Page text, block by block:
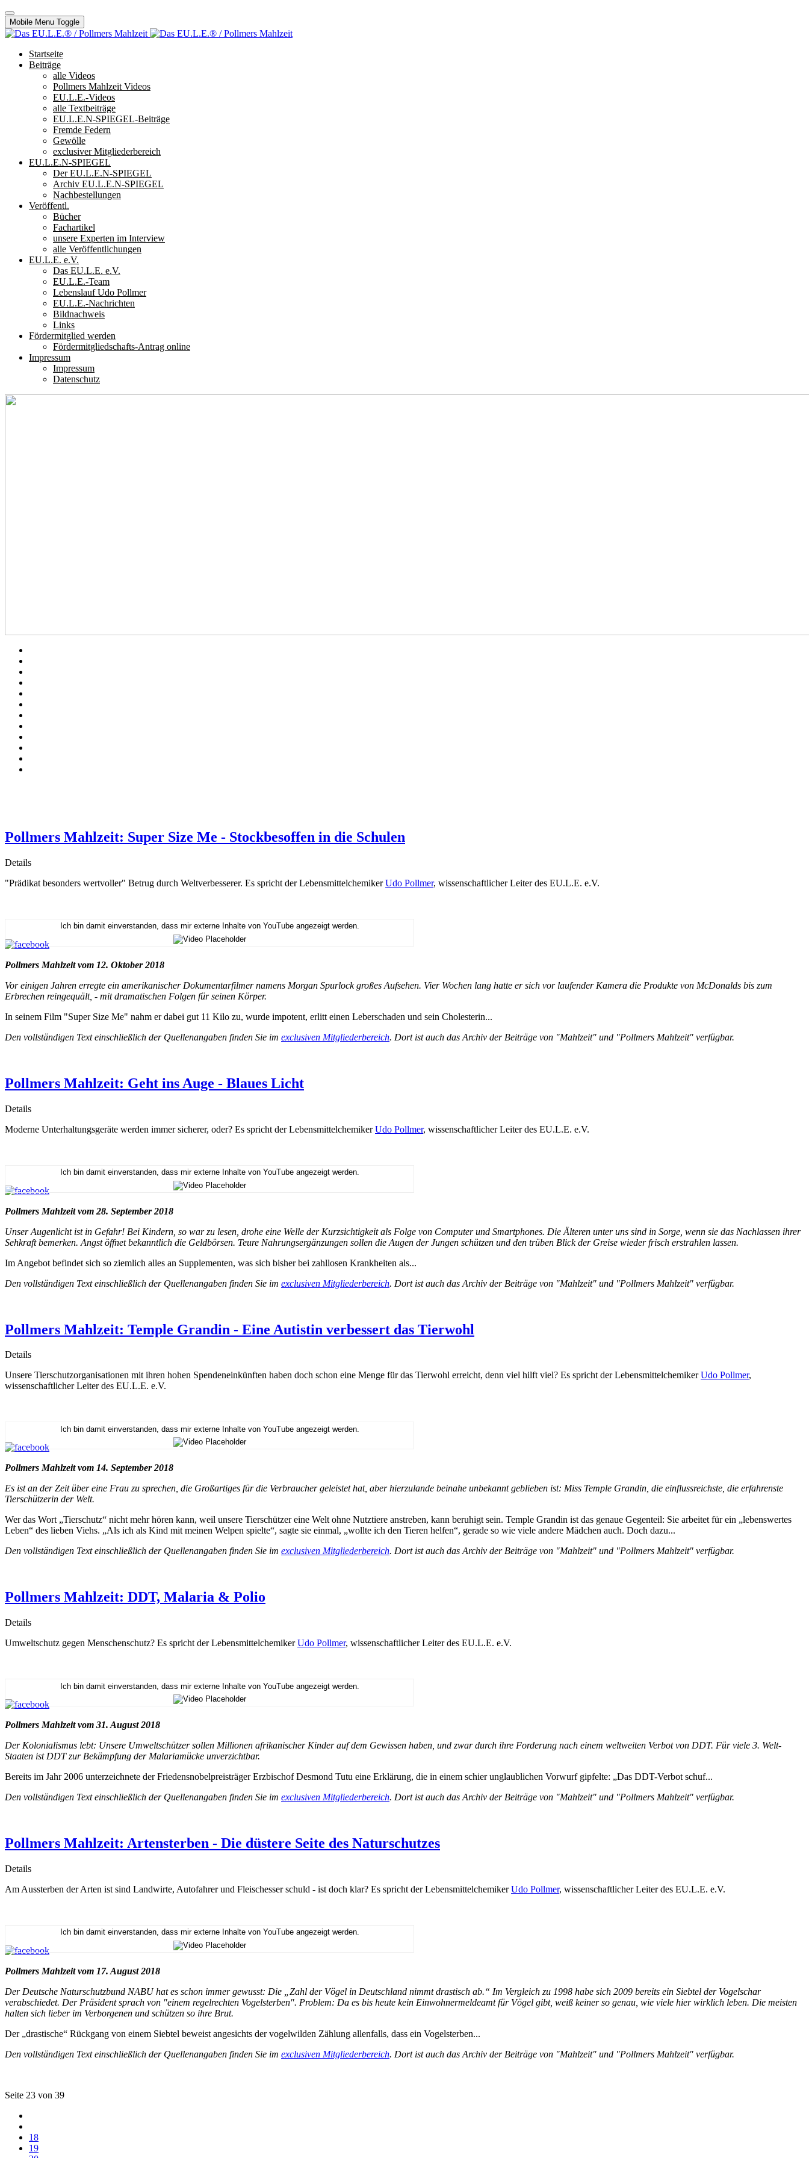
Mobile Menu Toggle
Startseite
Beiträge
alle Videos
Pollmers Mahlzeit Videos
EU.L.E.-Videos
alle Textbeiträge
EU.L.E.N-SPIEGEL-Beiträge
Fremde Federn
Gewölle
exclusiver Mitgliederbereich
EU.L.E.N-SPIEGEL
Der EU.L.E.N-SPIEGEL
Archiv EU.L.E.N-SPIEGEL
Nachbestellungen
Veröffentl.
Bücher
Fachartikel
unsere Experten im Interview
alle Veröffentlichungen
EU.L.E. e.V.
Das EU.L.E. e.V.
EU.L.E.-Team
Lebenslauf Udo Pollmer
EU.L.E.-Nachrichten
Bildnachweis
Links
Fördermitglied werden
Fördermitgliedschafts-Antrag online
Impressum
Impressum
Datenschutz
Pollmers Mahlzeit: Super Size Me - Stockbesoffen in die Schulen
Details
"Prädikat besonders wertvoller" Betrug durch Weltverbesserer. Es spricht der LebensmittelchemikerUdo Pollmer, wissenschaftlicher Leiter des EU.L.E. e.V.
Ich bin damit einverstanden, dass mir externe Inhalte von YouTube angezeigt werden.
Pollmers Mahlzeit vom 12. Oktober 2018
Vor einigen Jahren erregte ein amerikanischer Dokumentarfilmer namens Morgan Spurlock großes Aufsehen. Vier Wochen lang hatte er sich vor laufender Kamera die Produkte von McDonalds bis zum
Erbrechen reingequält, - mit dramatischen Folgen für seinen Körper.
In seinem Film "Super Size Me" nahm er dabei gut 11 Kilo zu, wurde impotent, erlitt einen Leberschaden und sein Cholesterin...
Den vollständigen Text einschließlich der Quellenangaben finden Sie im exclusiven Mitgliederbereich. Dort ist auch das Archiv der Beiträge von "Mahlzeit" und "Pollmers Mahlzeit" verfügbar.
Pollmers Mahlzeit: Geht ins Auge - Blaues Licht
Details
Moderne Unterhaltungsgeräte werden immer sicherer, oder? Es spricht der LebensmittelchemikerUdo Pollmer, wissenschaftlicher Leiter des EU.L.E. e.V.
Ich bin damit einverstanden, dass mir externe Inhalte von YouTube angezeigt werden.
Pollmers Mahlzeit vom 28. September 2018
Unser Augenlicht ist in Gefahr! Bei Kindern, so war zu lesen, drohe eine Welle der Kurzsichtigkeit als Folge von Computer und Smartphones. Die Älteren unter uns sind in Sorge, wenn sie das Nachlassen ihrer
Sehkraft bemerken. Angst öffnet bekanntlich die Geldbörsen. Teure Nahrungsergänzungen sollen die Augen der Jungen schützen und den trüben Blick der Greise wieder frisch erstrahlen lassen.
Im Angebot befindet sich so ziemlich alles an Supplementen, was sich bisher bei zahllosen Krankheiten als...
Den vollständigen Text einschließlich der Quellenangaben finden Sie im exclusiven Mitgliederbereich. Dort ist auch das Archiv der Beiträge von "Mahlzeit" und "Pollmers Mahlzeit" verfügbar.
Pollmers Mahlzeit: Temple Grandin - Eine Autistin verbessert das Tierwohl
Details
Unsere Tierschutzorganisationen mit ihren hohen Spendeneinkünften haben doch schon eine Menge für das Tierwohl erreicht, denn viel hilft viel? Es spricht der LebensmittelchemikerUdo Pollmer,
wissenschaftlicher Leiter des EU.L.E. e.V.
Ich bin damit einverstanden, dass mir externe Inhalte von YouTube angezeigt werden.
Pollmers Mahlzeit vom 14. September 2018
Es ist an der Zeit über eine Frau zu sprechen, die Großartiges für die Verbraucher geleistet hat, aber hierzulande beinahe unbekannt geblieben ist: Miss Temple Grandin, die einflussreichste, die erfahrenste
Tierschützerin der Welt.
Wer das Wort „Tierschutz“ nicht mehr hören kann, weil unsere Tierschützer eine Welt ohne Nutztiere anstreben, kann beruhigt sein. Temple Grandin ist das genaue Gegenteil: Sie arbeitet für ein „lebenswertes
Leben“ des lieben Viehs. „Als ich als Kind mit meinen Welpen spielte“, sagte sie einmal, „wollte ich den Tieren helfen“, gerade so wie viele andere Mädchen auch. Doch dazu...
Den vollständigen Text einschließlich der Quellenangaben finden Sie im exclusiven Mitgliederbereich. Dort ist auch das Archiv der Beiträge von "Mahlzeit" und "Pollmers Mahlzeit" verfügbar.
Pollmers Mahlzeit: DDT, Malaria & Polio
Details
Umweltschutz gegen Menschenschutz? Es spricht der LebensmittelchemikerUdo Pollmer, wissenschaftlicher Leiter des EU.L.E. e.V.
Ich bin damit einverstanden, dass mir externe Inhalte von YouTube angezeigt werden.
Pollmers Mahlzeit vom 31. August 2018
Der Kolonialismus lebt: Unsere Umweltschützer sollen Millionen afrikanischer Kinder auf dem Gewissen haben, und zwar durch ihre Forderung nach einem weltweiten Verbot von DDT. Für viele 3. Welt-
Staaten ist DDT zur Bekämpfung der Malariamücke unverzichtbar.
Bereits im Jahr 2006 unterzeichnete der Friedensnobelpreisträger Erzbischof Desmond Tutu eine Erklärung, die in einem schier unglaublichen Vorwurf gipfelte: „Das DDT-Verbot schuf...
Den vollständigen Text einschließlich der Quellenangaben finden Sie im exclusiven Mitgliederbereich. Dort ist auch das Archiv der Beiträge von "Mahlzeit" und "Pollmers Mahlzeit" verfügbar.
Pollmers Mahlzeit: Artensterben - Die düstere Seite des Naturschutzes
Details
Am Aussterben der Arten ist sind Landwirte, Autofahrer und Fleischesser schuld - ist doch klar? Es spricht der LebensmittelchemikerUdo Pollmer, wissenschaftlicher Leiter des EU.L.E. e.V.
Ich bin damit einverstanden, dass mir externe Inhalte von YouTube angezeigt werden.
Pollmers Mahlzeit vom 17. August 2018
Der Deutsche Naturschutzbund NABU hat es schon immer gewusst: Die „Zahl der Vögel in Deutschland nimmt drastisch ab.“ Im Vergleich zu 1998 habe sich 2009 bereits ein Siebtel der Vogelschar
verabschiedet. Der Präsident sprach von "einem regelrechten Vogelsterben". Problem: Da es bis heute kein Einwohnermeldeamt für Vögel gibt, weiß keiner so genau, wie viele hier wirklich leben. Die meisten
halten sich lieber im Verborgenen und schützen so ihre Brut.
Der „drastische“ Rückgang von einem Siebtel beweist angesichts der vogelwilden Zählung allenfalls, dass ein Vogelsterben...
Den vollständigen Text einschließlich der Quellenangaben finden Sie im exclusiven Mitgliederbereich. Dort ist auch das Archiv der Beiträge von "Mahlzeit" und "Pollmers Mahlzeit" verfügbar.
Seite 23 von 39
18
19